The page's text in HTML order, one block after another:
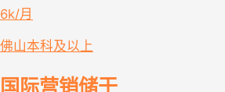
6k/月
佛山本科及以上
国际营销储干